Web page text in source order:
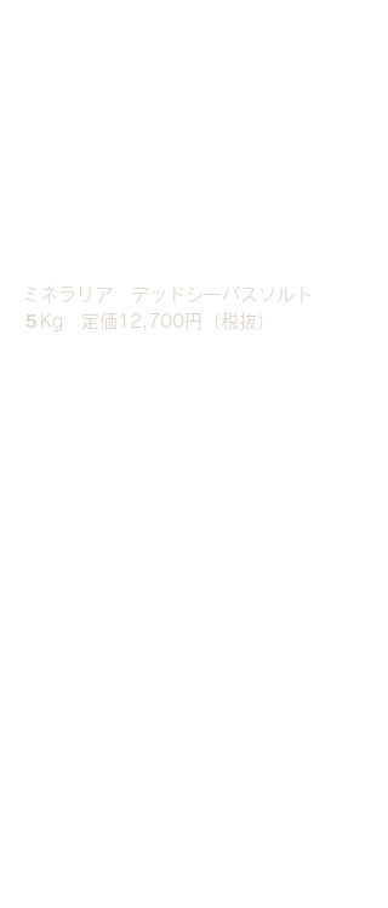
ミネラリア　デッドシーバスソルト
５Kg　定価12,700円（税抜）